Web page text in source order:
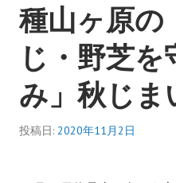
種山ヶ原の
じ・野芝
み」秋じま
投稿日: 2020年11月2日